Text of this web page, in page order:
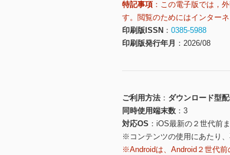
特記事項
この電子版では，
す。閲覧のためにはインターネ
印刷版ISSN
0385-5988
印刷版発行年月
2026/08
ご利用方法
ダウンロード型
同時使用端末数
3
対応OS
iOS最新の２世代前
※コンテンツの使用にあたり
※Androidは、Android２世代前